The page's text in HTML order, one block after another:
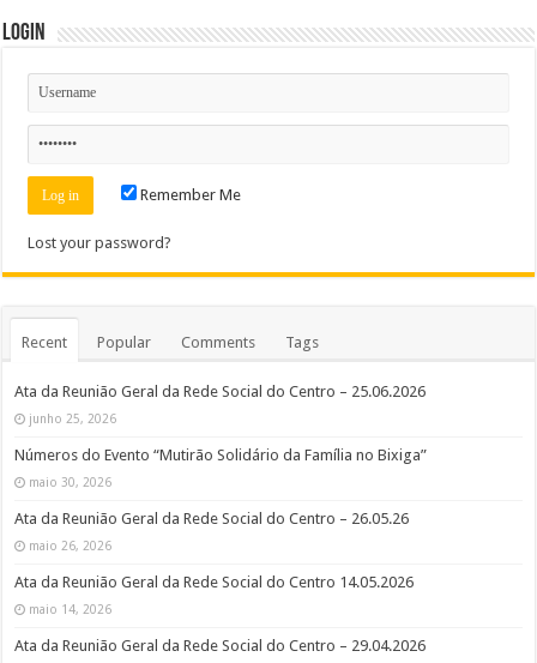
Login
Remember Me
Lost your password?
Recent Popular Comments Tags
Ata da Reunião Geral da Rede Social do Centro – 25.06.2026
junho 25, 2026
Números do Evento “Mutirão Solidário da Família no Bixiga”
maio 30, 2026
Ata da Reunião Geral da Rede Social do Centro – 26.05.26
maio 26, 2026
Ata da Reunião Geral da Rede Social do Centro 14.05.2026
maio 14, 2026
Ata da Reunião Geral da Rede Social do Centro – 29.04.2026